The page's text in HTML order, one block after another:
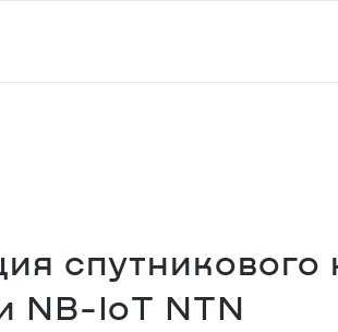
спутникового
NB-IoT NTN